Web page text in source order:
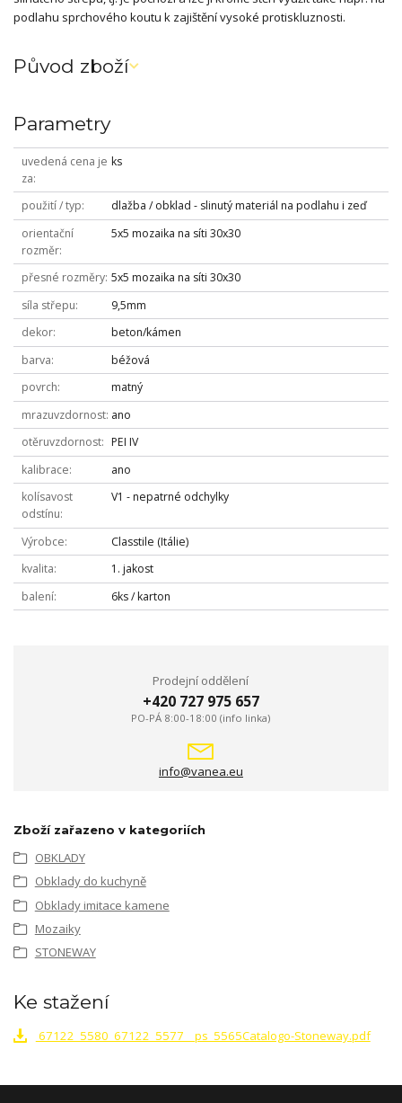
podlahu sprchového koutu k zajištění vysoké protiskluznosti.
Původ zboží
Parametry
uvedená cena je
za
ks
použití / typ
dlažba / obklad - slinutý materiál na podlahu i zeď
orientační
rozměr
5x5 mozaika na síti 30x30
přesné rozměry 5x5 mozaika na síti 30x30
síla střepu
9,5mm
dekor
beton/kámen
barva
béžová
povrch
matný
mrazuvzdornost ano
otěruvzdornost
PEI IV
kalibrace
ano
kolísavost
odstínu
V1 - nepatrné odchylky
Výrobce
Classtile (Itálie)
kvalita
1. jakost
balení
6ks / karton
Prodejní oddělení
+420 727 975 657
PO-PÁ 8:00-18:00 (info linka)
info@vanea.eu
Zboží zařazeno v kategoriích
OBKLADY
Obklady do kuchyně
Obklady imitace kamene
Mozaiky
STONEWAY
Ke stažení
67122_5580_67122_5577__ps_5565Catalogo-Stoneway.pdf